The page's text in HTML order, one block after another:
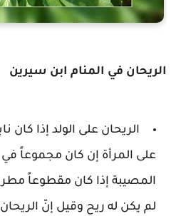
الريحان في المنام ابن سيرين
الريحان على الولد إذا كان
على المرأة إن كان مجموعاً
المصيبة إذا كان مقطوعاً
لم يكن له ريح وقيل إنّ